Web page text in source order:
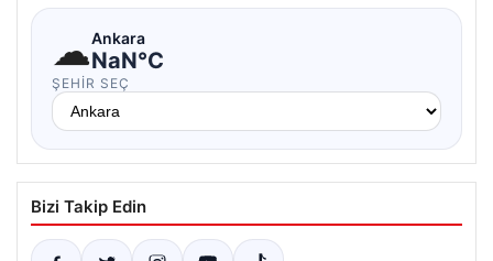
☁Ankara
NaN°C
ŞEHIR SEÇ
Bizi Takip Edin